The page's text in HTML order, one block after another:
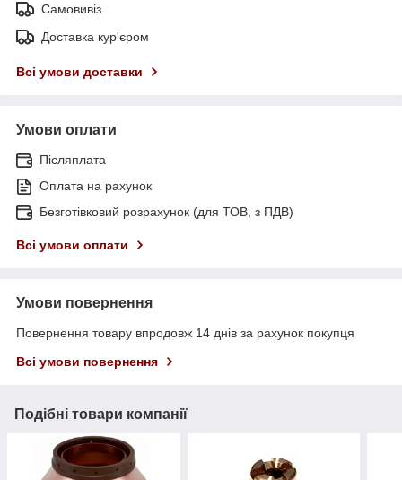
Самовивіз
Доставка кур'єром
Всі умови доставки
Умови оплати
Післяплата
Оплата на рахунок
Безготівковий розрахунок (для ТОВ, з ПДВ)
Всі умови оплати
Умови повернення
Повернення товару впродовж 14 днів за рахунок покупця
Всі умови повернення
Подібні товари компанії